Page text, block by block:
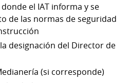
el IAT informa y se
de las normas de seguridad
designación del Director de
(si corresponde)